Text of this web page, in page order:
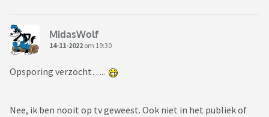
MidasWolf
14-11-2022 om 19:30
Opsporing verzocht…..
Nee, ik ben nooit op tv geweest. Ook niet in het publiek of